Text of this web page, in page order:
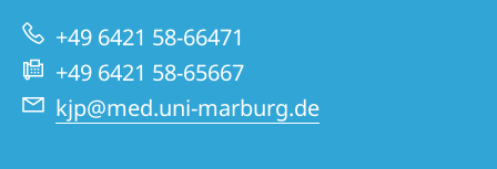
Website
Jugendpsychiatrie,
Psychosomatik
und
Psychotherapie
+49 6421 58-66471
+49 6421 58-65667
kjp@med.uni-marburg.de